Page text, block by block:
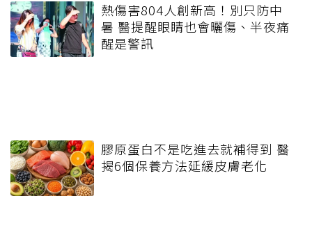
熱傷害804人創新高！別只防中
暑 醫提醒眼睛也會曬傷、半夜痛
醒是警訊
膠原蛋白不是吃進去就補得到 醫
揭6個保養方法延緩皮膚老化